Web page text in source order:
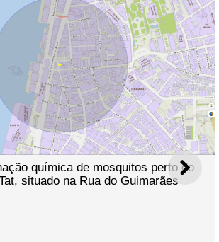
química de mosquitos perto do
situado na Rua do Guimarães